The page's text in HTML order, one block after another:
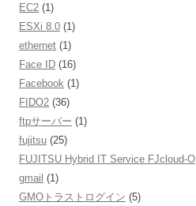
EC2 (1)
ESXi 8.0 (1)
ethernet (1)
Face ID (16)
Facebook (1)
FIDO2 (36)
ftpサーバー (1)
fujitsu (25)
FUJITSU Hybrid IT Service FJcloud-O
gmail (1)
GMOトラストログイン (5)